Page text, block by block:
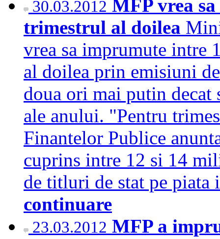
30.03.2012 MFP vrea
trimestrul al doilea
vrea sa imprumute intre
al doilea prin emisiuni
doua ori mai putin decat
ale anului. "Pentru
Finantelor Publice
cuprins intre 12 si 14
de titluri de stat pe
continuare
23.03.2012 MFP a